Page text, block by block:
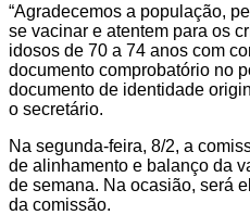
“Agradecemos a população,
se vacinar e atentem para os
idosos de 70 a 74 anos com
documento comprobatório no
documento de identidade
o secretário.
Na segunda-feira, 8/2, a
de alinhamento e balanço da
de semana. Na ocasião, será
da comissão.